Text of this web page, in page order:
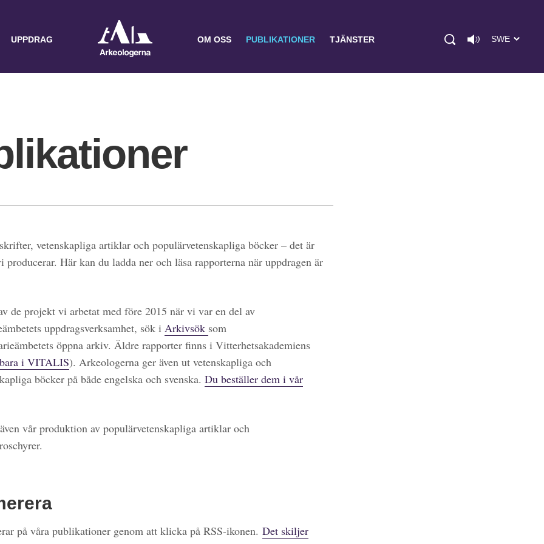
UPPDRAG OM OSS PUBLIKATIONER TJÄNSTER SWE
vetenskapliga artiklar och populärvetenskapliga böcker – det är
producerar. Här kan du ladda ner och läsa rapporterna när uppdragen är
de projekt vi arbetat med före 2015 när vi var en del av
uppdragsverksamhet, sök i Arkivsök som
öppna arkiv. Äldre rapporter finns i Vitterhetsakademiens
i VITALIS). Arkeologerna ger även ut vetenskapliga och
böcker på både engelska och svenska. Du beställer dem i vår
vår produktion av populärvetenskapliga artiklar och
på våra publikationer genom att klicka på RSS-ikonen. Det skiljer